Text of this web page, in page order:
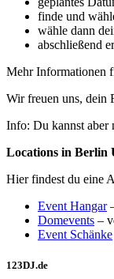
finde und
wähle dann
abschließend
Mehr Informationen
Wir freuen uns, dein
Info: Du kannst aber
Locations in Berlin
Hier findest du eine
Event Hangar
Domevents –
Event Schänke
123DJ.de